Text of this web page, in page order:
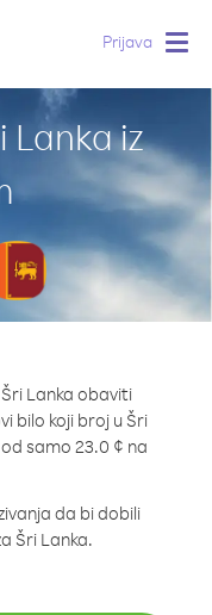
Prijava
Lanka iz
Lanka obaviti
bilo koji broj u Šri
samo 23.0 ¢ na
da bi dobili
Šri Lanka.